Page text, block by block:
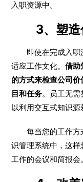
入职资源中。
3、塑造
即使在完成入职
适应工作文化。借助
的方式来检查公司
目和任务。员工无
以利用交互式知识源
每当您的工作方
识管理系统中，这
工作的会议和简报会